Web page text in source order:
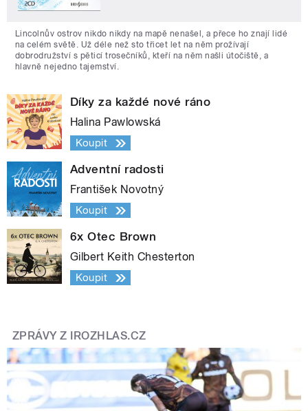
Lincolnův ostrov nikdo nikdy na mapě nenašel, a přece ho znají lidé
na celém světě. Už déle než sto třicet let na něm prožívají
dobrodružství s pěticí trosečníků, kteří na něm našli útočiště, a
hlavně nejedno tajemství.
Díky za každé nové ráno
Halina Pawlowská
Koupit
Adventní radosti
František Novotný
Koupit
6x Otec Brown
Gilbert Keith Chesterton
Koupit
ZPRÁVY Z IROZHLAS.CZ